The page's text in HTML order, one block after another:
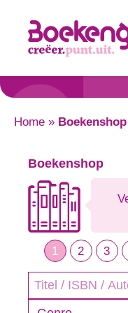
Home » Boekenshop
Boekenshop
Genre
1 2 3